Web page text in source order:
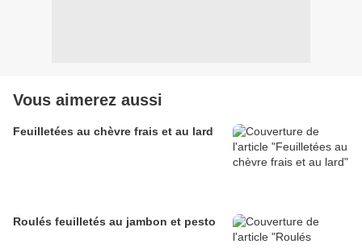
Vous aimerez aussi
Feuilletées au chèvre frais et au lard
Roulés feuilletés au jambon et pesto